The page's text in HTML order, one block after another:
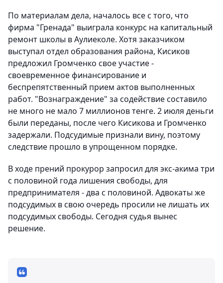
По материалам дела, началось все с того, что
фирма "Гренада" выиграла конкурс на капитальный
ремонт школы в Аулиеколе. Хотя заказчиком
выступал отдел образования района, Кисиков
предложил Громченко свое участие -
своевременное финансирование и
беспрепятственный прием актов выполненных
работ. "Вознаграждение" за содействие составило
не много не мало 7 миллионов тенге. 2 июля деньги
были переданы, после чего Кисикова и Громченко
задержали. Подсудимые признали вину, поэтому
следствие прошло в упрощенном порядке.
В ходе прений прокурор запросил для экс-акима три
с половиной года лишения свободы, для
предпринимателя - два с половиной. Адвокаты же
подсудимых в свою очередь просили не лишать их
подсудимых свободы. Сегодня судья вынес
решение.